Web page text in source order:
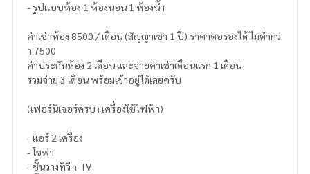
- รูปแบบห้อง 1 ห้องนอน 1 ห้องน้ำ
ค่าเช่าห้อง 8500 / เดือน (สัญญาเช่า 1 ปี) ราคาต่อรองได้ ไม่ต่ำกว่
า 7500
ค่าประกันห้อง 2 เดือน และจ่ายค่าเช่าเดือนแรก 1 เดือน
รวมจ่าย 3 เดือน พร้อมเข้าอยู่ได้เลยครับ
(เฟอร์นิเจอร์ครบ+เครื่องใช้ไฟฟ้า)
- แอร์ 2 เครื่อง
- โซฟา
- ชั้นวางทีวี + TV